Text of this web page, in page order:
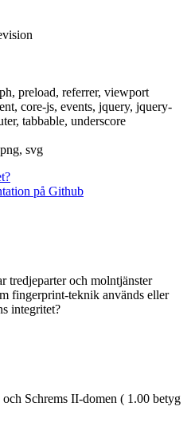
preload, referrer, viewport
core-js, events, jquery, jquery-
tabbable, underscore
svg
på Github
tredjeparter och molntjänster
fingerprint-teknik används eller
integritet?
Schrems II-domen ( 1.00 betyg